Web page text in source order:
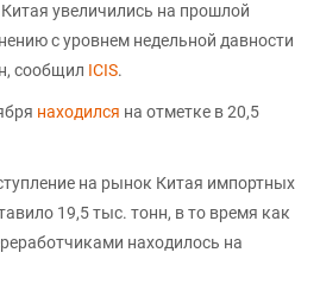
увеличились на прошлой
с уровнем недельной давности
сообщил ICIS.
находился на отметке в 20,5
на рынок Китая импортных
19,5 тыс. тонн, в то время как
находилось на